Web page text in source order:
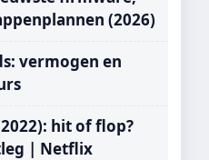
(2026)
vermogen en
hit of flop?
| Netflix